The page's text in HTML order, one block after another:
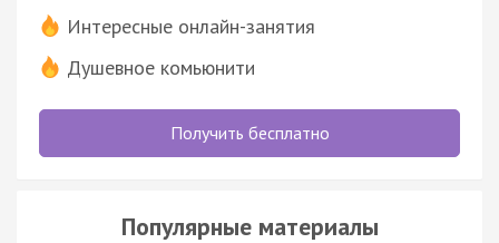
Интересные онлайн-занятия
Душевное комьюнити
Получить бесплатно
Популярные материалы